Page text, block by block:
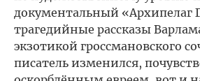
документальный «Архипелаг
трагедийные рассказы
экзотикой гроссмановского
писатель изменился,